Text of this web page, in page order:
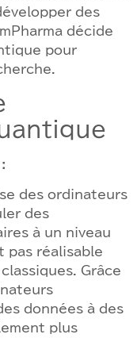
des
décide
pour
des ordinateurs
des
à un niveau
pas réalisable
Grâce
données à des
plus